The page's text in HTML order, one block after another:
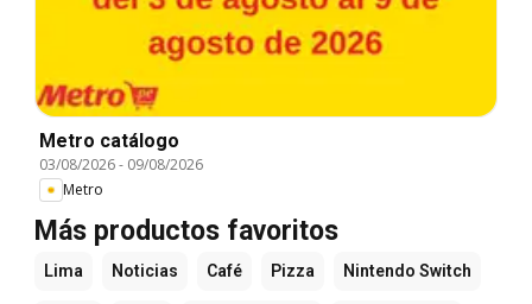
Metro catálogo
03/08/2026- 09/08/2026
Metro
Más productos favoritos
Lima Noticias Café Pizza Nintendo Switch